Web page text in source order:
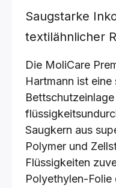
Saugstarke
textilähnlicher
Die MoliCare
Hartmann ist eine
Saugkern aus
Polymer und
Flüssigkeiten
Polyethylen-